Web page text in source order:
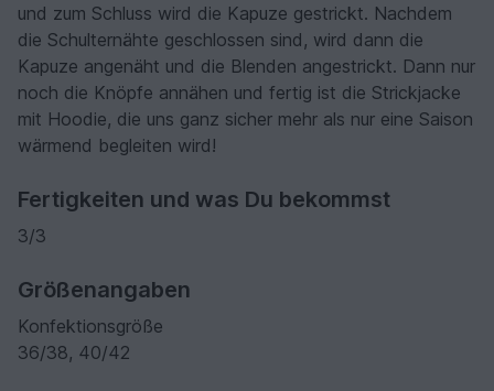
und zum Schluss wird die Kapuze gestrickt. Nachdem
die Schulternähte geschlossen sind, wird dann die
Kapuze angenäht und die Blenden angestrickt. Dann nur
noch die Knöpfe annähen und fertig ist die Strickjacke
mit Hoodie, die uns ganz sicher mehr als nur eine Saison
wärmend begleiten wird!
Fertigkeiten und was Du bekommst
3/3
Größenangaben
Konfektionsgröße
36/38, 40/42